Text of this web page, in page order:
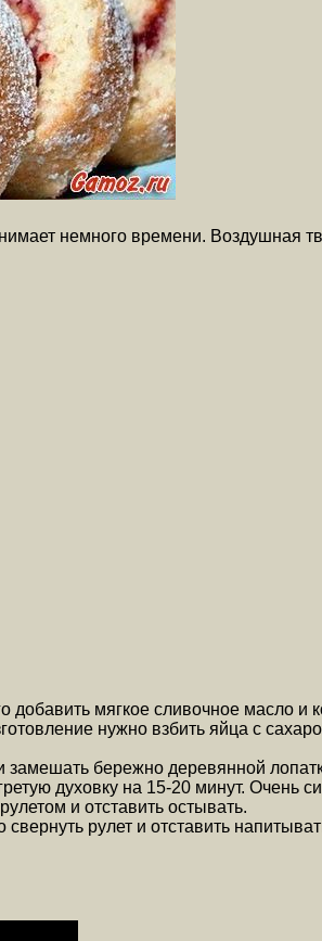
немного времени. Воздушная
мягкое сливочное масло и
нужно взбить яйца с
бережно деревянной
духовку на 15-20 минут. Очень
и отставить остывать.
рулет и отставить